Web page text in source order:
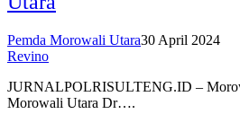
Pemda Morowali Utara30 April 2024
Revino
JURNALPOLRISULTENG.ID –
Morowali Utara Dr….